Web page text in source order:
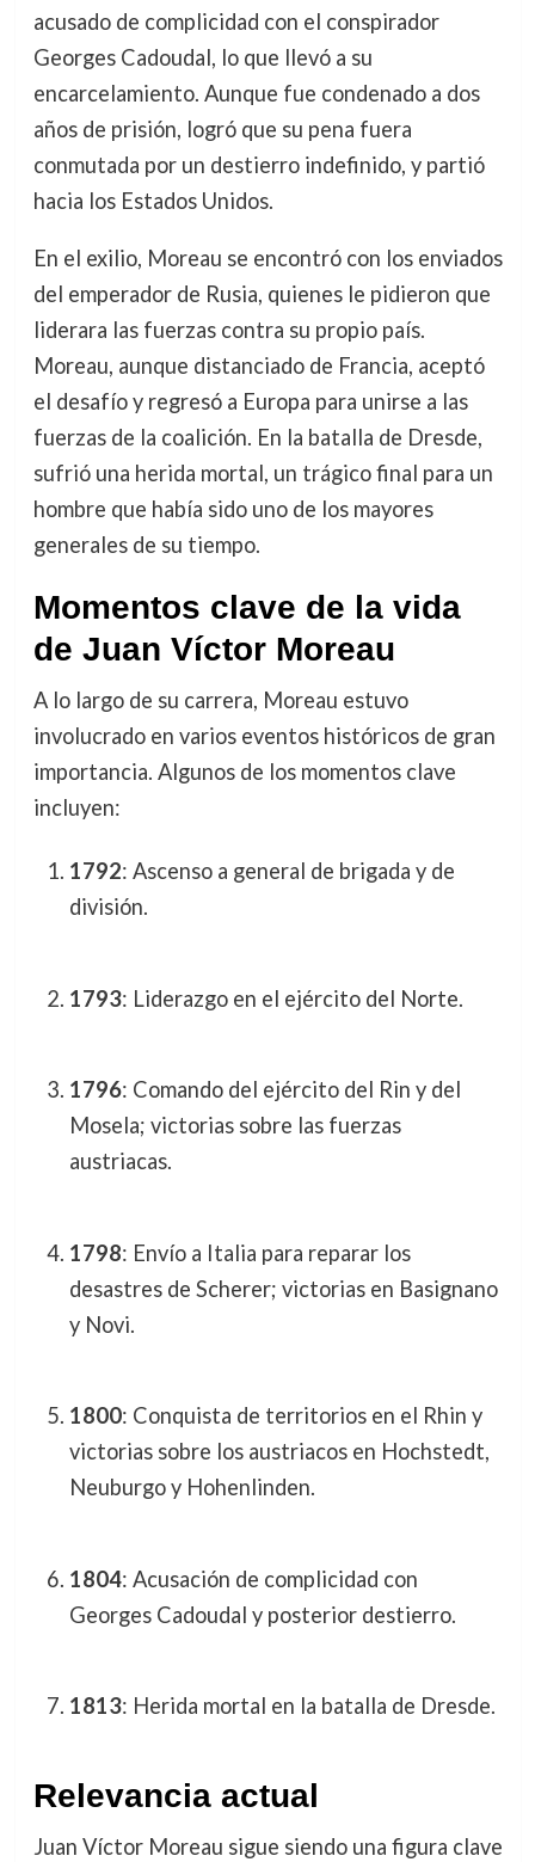
acusado de complicidad con el conspirador
Georges Cadoudal, lo que llevó a su
encarcelamiento. Aunque fue condenado a dos
años de prisión, logró que su pena fuera
conmutada por un destierro indefinido, y partió
hacia los Estados Unidos.
En el exilio, Moreau se encontró con los enviados
del emperador de Rusia, quienes le pidieron que
liderara las fuerzas contra su propio país.
Moreau, aunque distanciado de Francia, aceptó
el desafío y regresó a Europa para unirse a las
fuerzas de la coalición. En la batalla de Dresde,
sufrió una herida mortal, un trágico final para un
hombre que había sido uno de los mayores
generales de su tiempo.
Momentos clave de la vida
de Juan Víctor Moreau
A lo largo de su carrera, Moreau estuvo
involucrado en varios eventos históricos de gran
importancia. Algunos de los momentos clave
incluyen:
1792: Ascenso a general de brigada y de
división.
1793: Liderazgo en el ejército del Norte.
1796: Comando del ejército del Rin y del
Mosela; victorias sobre las fuerzas
austriacas.
1798: Envío a Italia para reparar los
desastres de Scherer; victorias en Basignano
y Novi.
1800: Conquista de territorios en el Rhin y
victorias sobre los austriacos en Hochstedt,
Neuburgo y Hohenlinden.
1804: Acusación de complicidad con
Georges Cadoudal y posterior destierro.
1813: Herida mortal en la batalla de Dresde.
Relevancia actual
Juan Víctor Moreau sigue siendo una figura clave